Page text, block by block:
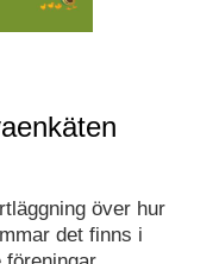
över hur
det finns i